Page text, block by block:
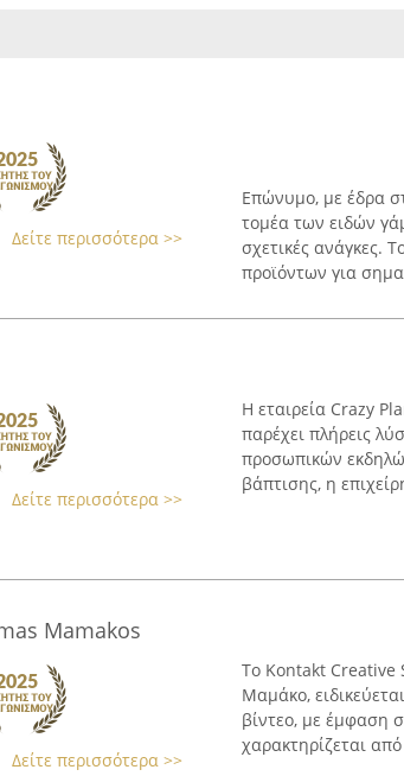
Δείτε περισσότερα >>
Επώνυμο, με έδρα
τομέα των ειδών
σχετικές ανάγκες.
προϊόντων για
Δείτε περισσότερα >>
Η εταιρεία Crazy
παρέχει πλήρεις
προσωπικών
βάπτισης, η
Mamakos
Δείτε περισσότερα >>
Το Kontakt Creative
Μαμάκο,
βίντεο, με έμφαση
χαρακτηρίζεται